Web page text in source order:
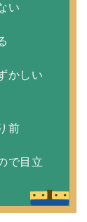
い
かしい
前
で目立